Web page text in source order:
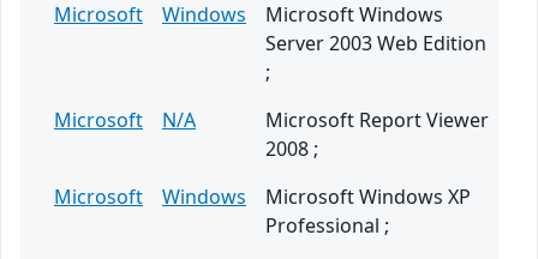
Microsoft
Windows
Microsoft Windows
Server 2003 Web Edition
;
Microsoft
N/A
Microsoft Report Viewer
2008 ;
Microsoft
Windows
Microsoft Windows XP
Professional ;